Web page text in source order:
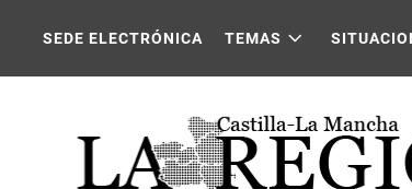
Castilla-La Mancha
SEDE ELECTRÓNICA TEMAS